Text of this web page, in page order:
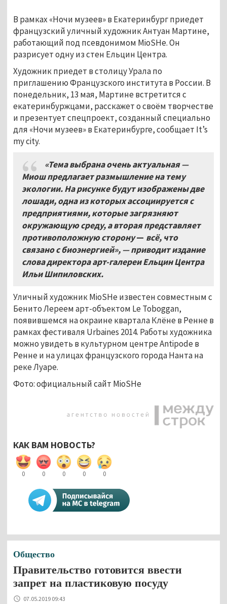
В рамках «Ночи музеев» в Екатеринбург приедет
французский уличный художник Антуан Мартине,
работающий под псевдонимом MioSHe. Он
разрисует одну из стен Ельцин Центра.
Художник приедет в столицу Урала по
приглашению Французского института в России. В
понедельник, 13 мая, Мартине встретится с
екатеринбуржцами, расскажет о своём творчестве
и презентует спецпроект, созданный специально
для «Ночи музеев» в Екатеринбурге, сообщает It’s
my city.
«Тема выбрана очень актуальная —
Миош предлагает размышление на тему
экологии. На рисунке будут изображены две
лошади, одна из которых ассоциируется с
предприятиями, которые загрязняют
окружающую среду, а вторая представляет
противоположную сторону— всё, что
связано с биоэнергией», — приводит издание
слова директора арт-галереи Ельцин Центра
Ильи Шипиловских.
Уличный художник MioSHe известен совместным с
Бенито Лереем арт-объектом Le Toboggan,
появившемся на окраине квартала Клёне в Ренне в
рамках фестиваля Urbaines 2014. Работы художника
можно увидеть в культурном центре Antipode в
Ренне и на улицах французского города Нанта на
реке Луаре.
Фото: официальный сайт MioSHe
КАК ВАМ НОВОСТЬ?
0 0 0 0 0
Общество
Правительство готовится ввести
запрет на пластиковую посуду
07.05.2019 09:43